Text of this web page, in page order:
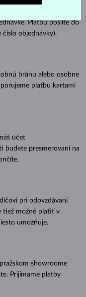
Platbu pošlite do
číslo objednávky).
bránu alebo osobne
platbu kartami
účet
budete presmerovaní na
pri odovzdávaní
tiež možné platiť v
umožňuje.
showroome
Prijímame platby